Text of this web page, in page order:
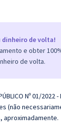
de volta!
e obter
de volta.
Nº 01/2022 -
(não
aproximadamente.